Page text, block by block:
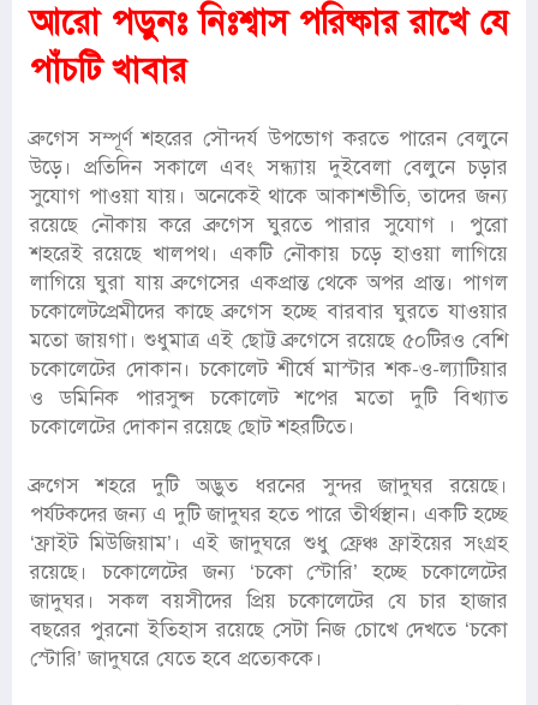
আরো পড়ুনঃনিঃশ্বাস পরিষ্কার রাখে যে
পাঁচটি খাবার
ব্রুগেস সম্পূর্ণ শহরের সৌন্দর্য উপভোগ করতে পারেন বেলুনে
উড়ে। প্রতিদিন সকালে এবং সন্ধ্যায় দুইবেলা বেলুনে চড়ার
সুযোগ পাওয়া যায়। অনেকেই থাকে আকাশভীতি, তাদের জন্য
রয়েছে নৌকায় করে ব্রুগেস ঘুরতে পারার সুযোগ । পুরো
শহরেই রয়েছে খালপথ। একটি নৌকায় চড়ে হাওয়া লাগিয়ে
লাগিয়ে ঘুরা যায় ব্রুগেসের একপ্রান্ত থেকে অপর প্রান্ত। পাগল
চকোলেটপ্রেমীদের কাছে ব্রুগেস হচ্ছে বারবার ঘুরতে যাওয়ার
মতো জায়গা। শুধুমাত্র এই ছোট্ট ব্রুগেসে রয়েছে ৫০টিরও বেশি
চকোলেটের দোকান। চকোলেট শীর্ষে মাস্টার শক-ও-ল্যাটিয়ার
ও ডমিনিক পারসুন্স চকোলেট শপের মতো দুটি বিখ্যাত
চকোলেটের দোকান রয়েছে ছোট শহরটিতে।
ব্রুগেস শহরে দুটি অদ্ভুত ধরনের সুন্দর জাদুঘর রয়েছে।
পর্যটকদের জন্য এ দুটি জাদুঘর হতে পারে তীর্থস্থান। একটি হচ্ছে
‘ফ্রাইট মিউজিয়াম’। এই জাদুঘরে শুধু ফ্রেঞ্চ ফ্রাইয়ের সংগ্রহ
রয়েছে। চকোলেটের জন্য ‘চকো স্টোরি’ হচ্ছে চকোলেটের
জাদুঘর। সকল বয়সীদের প্রিয় চকোলেটের যে চার হাজার
বছরের পুরনো ইতিহাস রয়েছে সেটা নিজ চোখে দেখতে ‘চকো
স্টোরি’ জাদুঘরে যেতে হবে প্রত্যেককে।